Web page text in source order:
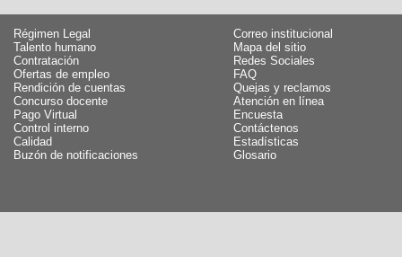
Régimen Legal
Talento humano
Contratación
Ofertas de empleo
Rendición de cuentas
Concurso docente
Pago Virtual
Control interno
Calidad
Buzón de notificaciones
Correo institucional
Mapa del sitio
Redes Sociales
FAQ
Quejas y reclamos
Atención en línea
Encuesta
Contáctenos
Estadísticas
Glosario